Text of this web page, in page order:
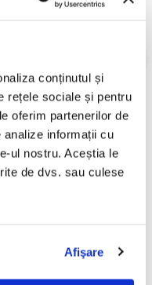
conținutul și
rețele sociale și pentru
oferim partenerilor de
analize informații cu
ul nostru. Aceștia le
de dvs. sau culese
Afişare
Piano, (Casetă Audio)